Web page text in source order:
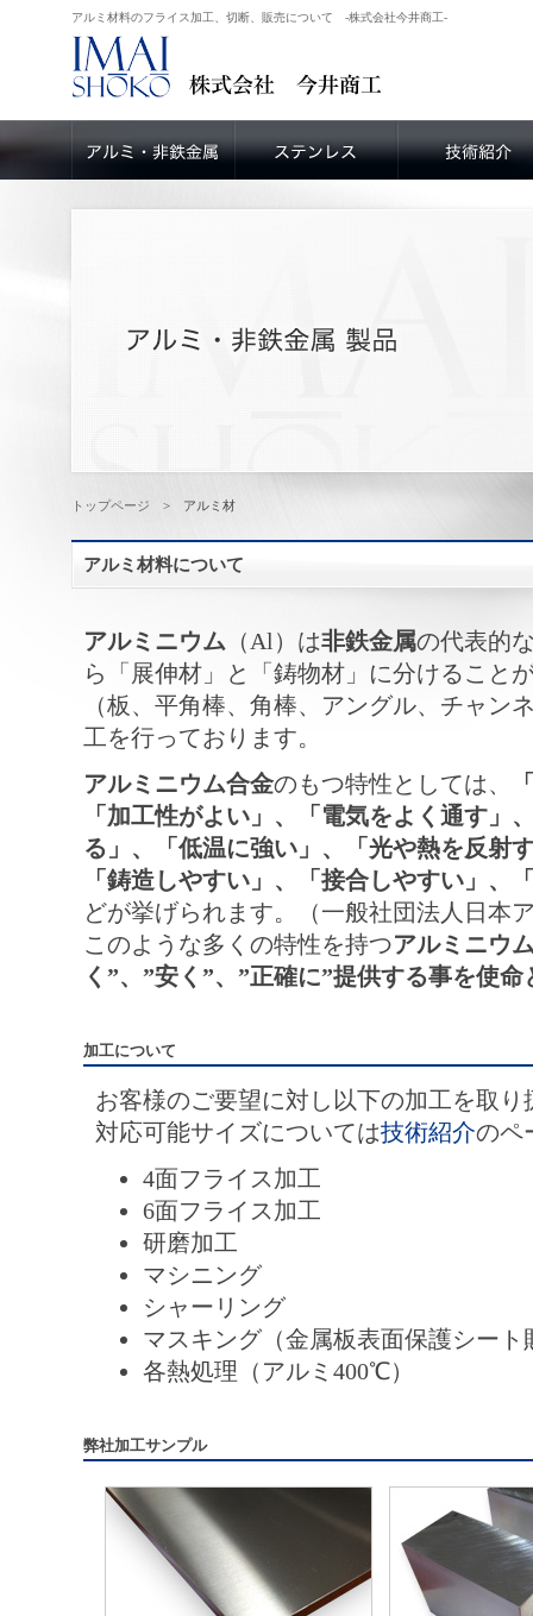
アルミ材料のフライス加工、切断、販売について -株式会社今井商工-
トップページ > アルミ材
アルミ材料について
アルミニウム （Al）は非鉄金属の代表的
ら「展伸材」と「鋳物材」に分けること
（板、平角棒、角棒、アングル、チャン
工を行っております。
アルミニウム合金のもつ特性としては、
「加工性がよい」、「電気をよく通す」
る」、「低温に強い」、「光や熱を反射
「鋳造しやすい」、「接合しやすい」、
どが挙げられます。（一般社団法人日本
このような多くの特性を持つアルミニウ
く”、”安く”、”正確に”提供する事を使
加工について
お客様のご要望に対し以下の加工を取り
対応可能サイズについては技術紹介のペ
4面フライス加工
6面フライス加工
研磨加工
マシニング
シャーリング
マスキング（金属板表面保護シート
各熱処理（アルミ400℃）
弊社加工サンプル